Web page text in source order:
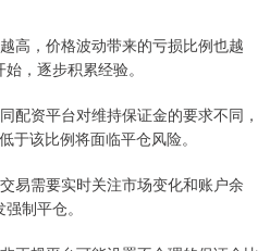
高，价格波动带来的亏损比例也越
，逐步积累经验。
配资平台对维持保证金的要求不同，
于该比例将面临平仓风险。
易需要实时关注市场变化和账户余
制平仓。